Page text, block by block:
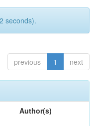
seconds).
previous 1 next
Author(s)